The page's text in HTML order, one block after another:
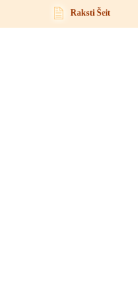
Raksti Šeit